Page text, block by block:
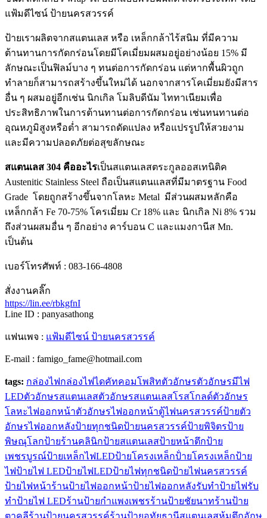
แฟ้มดีไซน์ ป้ายนครสวรรค์
ป้ายเราผลิตจากสแตนเลส หรือ เหล็กกล้าไร้สนิม ที่มีความ
ต้านทานการกัดกร่อนโดยมีโคเมี่ยมผสมอยู่อย่างน้อย 15% มี
ลักษณะเป็นฟิลม์บาง ๆ ทนต่อการกัดกร่อน แต่หากพื้นผิวถูก
ทำลายก็สามารถสร้างขึ้นใหม่ได้ นอกจากสารโคเมี่ยมยังมีสาร
อื่น ๆ ผสมอยู่อีกเช่น นิกเกิล โมลิบดีนัม ไททาเนียมเพื่อ
ประสิทธิภาพในการต้านทานต่อการกัดกร่อน เช่นทนทานต่อ
อุณหภูมิสูงหรือต่ำ สามารถดัดแปลง หรือแปรรูปให้สวยงาม
และมีความปลอดภัยต่อสุขลักษณะ
สแตนเลส 304 คืออะไรเป็นสแตนเลสตระกูลออสเทนิติค
Austenitic Stainless Steel ถือเป็นสแตนแลสที่มีมาตรฐาน Food
Grade โดยถูกสร้างขึ้นจากโลหะ Metal มีส่วนผสมหลักคือ
เหล็กกล้า Fe 70-75% โครเมี่ยม Cr 18% และ นิกเกิล Ni 8% รวม
ถึงส่วนผสมอื่น ๆ อีกอย่าง คาร์บอน C และแมงกานีส Mn.
เป็นต้น
เบอร์โทรศัพท์ : 083-166-4808
สั่งงานคลิ๊ก
https://lin.ee/rbkgfnI
Line ID : panyasathong
แฟนเพจ : แฟ้มดีไซน์ ป้ายนครสวรรค์
E-mail : famigo_fame@hotmail.com
tags: กล่องไฟกล่องไฟไดคัทคอมโพสิทตัวอักษรตัวอักษรมีไฟ
LEDตัวอักษรสแตนเลสตัวอักษรสแตนเลสโรสโกลด์ตัวอักษร
โลหะไฟออกหน้าตัวอักษรไฟออกหน้าตู้ไฟนครสวรรค์ป้ายตัว
อักษรไฟออกหลังป้ายทุกชนิดป้ายนครสวรรค์ป้ายพิจิตรป้าย
พิษณุโลกป้ายร้านคลินิกป้ายสแตนเลสป้ายหน้าตึกป้าย
เพชรบูรณ์ป้ายเหล็กไฟLEDป้ายโครงเหล็กป้่ายโครงเหล็กป้าย
ไฟป้ายไฟ LEDป้ายไฟLEDป้ายไฟทุกชนิดป้ายไฟนครสวรรค์
ป้ายไฟหน้าร้านป้ายไฟออกหน้าป้ายไฟออกหลังรับทำป้ายไฟรับ
ทําป้ายไฟ LEDร้านป้ายกำแพงเพชรร้านป้ายชัยนาทร้านป้าย
ตาคลีร้านป้ายนครสวรรค์ร้านป้ายอุทัยธานีสแตนเลสหุ้มตึกอักษ